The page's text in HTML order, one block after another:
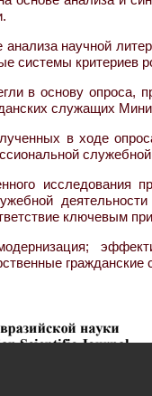
анализа научной
системы критериев
в основу опроса,
служащих
в ходе
исследования
ключевым